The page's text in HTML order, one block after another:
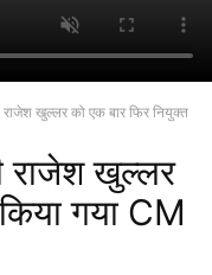
राजेश खुल्लर को एक बार फिर नियुक्त
राजेश खुल्लर
गया CM